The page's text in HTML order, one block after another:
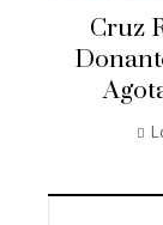
Cruz